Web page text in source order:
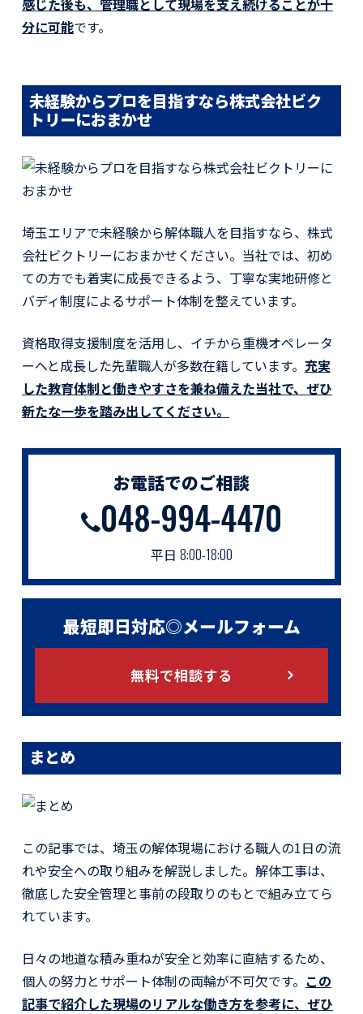
感じた後も、管理職として現場を支え続けることが十
分に可能です。
未経験からプロを目指すなら株式会社ビク
トリーにおまかせ
埼玉エリアで未経験から解体職人を目指すなら、株式
会社ビクトリーにおまかせください。当社では、初め
ての方でも着実に成長できるよう、丁寧な実地研修と
バディ制度によるサポート体制を整えています。
資格取得支援制度を活用し、イチから重機オペレータ
ーへと成長した先輩職人が多数在籍しています。 充実
した教育体制と働きやすさを兼ね備えた当社で、ぜひ
新たな一歩を踏み出してください。
お電話でのご相談
048-994-4470
平日8:00-18:00
最短即日対応◎メールフォーム
無料で相談する
まとめ
この記事では、埼玉の解体現場における職人の1日の流
れや安全への取り組みを解説しました。解体工事は、
徹底した安全管理と事前の段取りのもとで組み立てら
れています。
日々の地道な積み重ねが安全と効率に直結するため、
個人の努力とサポート体制の両輪が不可欠です。 この
記事で紹介した現場のリアルな働き方を参考に、ぜひ